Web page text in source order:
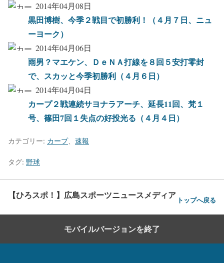
2014年04月08日
黒田博樹、今季２戦目で初勝利！（４月７日、ニュ
ーヨーク）
2014年04月06日
雨男？マエケン、ＤｅＮＡ打線を８回５安打零封
で、スカッと今季初勝利（４月６日）
2014年04月04日
カープ２戦連続サヨナラアーチ、延長11回、梵１
号、篠田7回１失点の好投光る（４月４日）
カテゴリー: カープ、 速報
タグ: 野球
【ひろスポ！】広島スポーツニュースメディア トップへ戻る
モバイルバージョンを終了